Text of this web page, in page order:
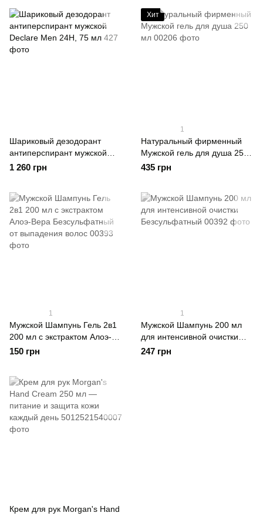
Шариковый дезодорант
антиперспирант мужской
Declare Men 24H, 75 мл
1 260 грн
Хит
1
Натуральный фирменный
Мужской гель для душа 250
мл
435 грн
1
Мужской Шампунь Гель 2в1
200 мл с экстрактом Алоэ-
Вера Безсульфатный от
150 грн
1
Мужской Шампунь 200 мл
для интенсивной очистки
Безсульфатный
247 грн
Крем для рук Morgan's Hand